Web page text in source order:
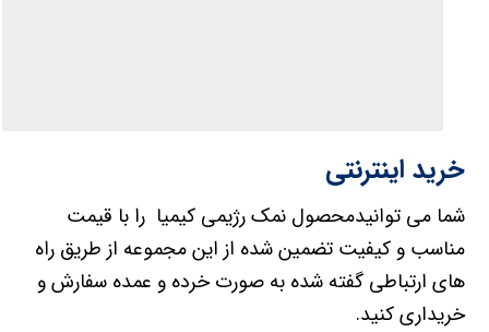
خرید اینترنتی
شما می توانیدمحصول نمک رژیمی کیمیا را با قیمت
مناسب و کیفیت تضمین شده از این مجموعه از طریق راه
های ارتباطی گفته شده به صورت خرده و عمده سفارش و
خریداری کنید.